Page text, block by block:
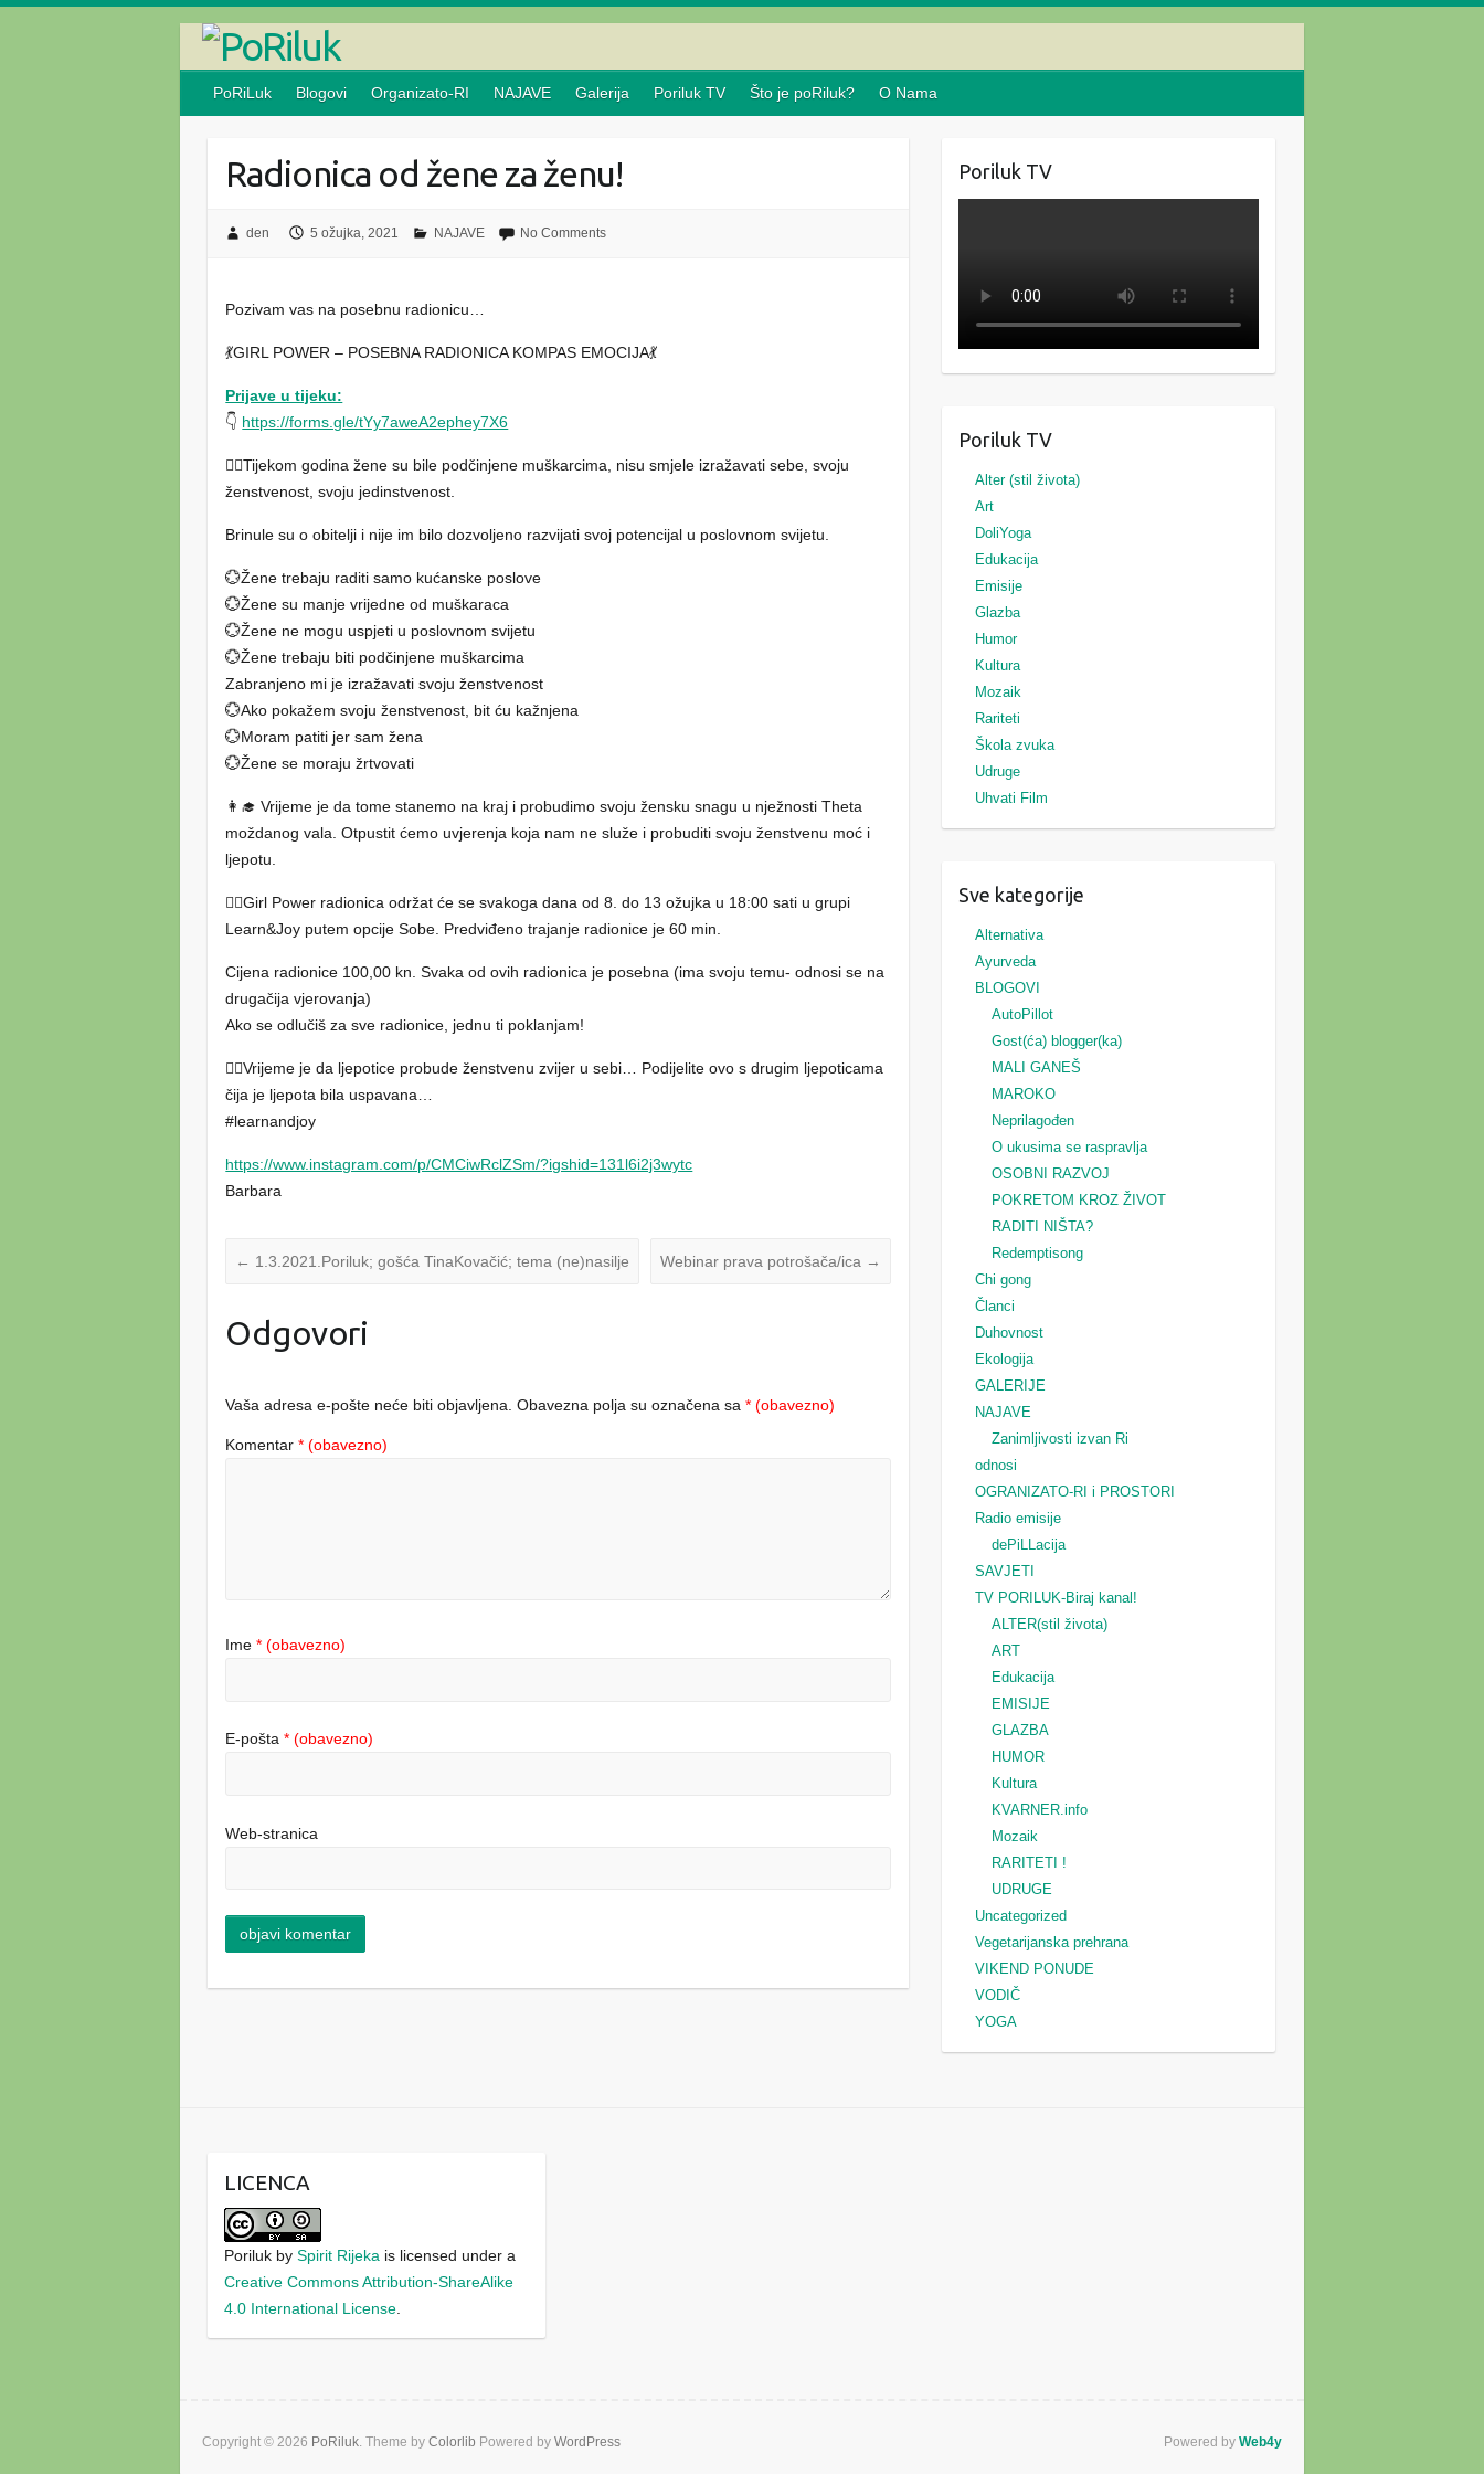
PoRiLuk
Blogovi Organizato-RI NAJAVE Galerija Poriluk TV Što je poRiluk? O Nama
Radionica od žene za ženu!
den 5 ožujka, 2021 NAJAVE No Comments
Pozivam vas na posebnu radionicu…
💃GIRL POWER – POSEBNA RADIONICA KOMPAS EMOCIJA💃
Prijave u tijeku:
👇 https://forms.gle/tYy7aweA2ephey7X6
🙅‍♀️Tijekom godina žene su bile podčinjene muškarcima, nisu smjele izražavati sebe, svoju
ženstvenost, svoju jedinstvenost.
Brinule su o obitelji i nije im bilo dozvoljeno razvijati svoj potencijal u poslovnom svijetu.
💮Žene trebaju raditi samo kućanske poslove
💮Žene su manje vrijedne od muškaraca
💮Žene ne mogu uspjeti u poslovnom svijetu
💮Žene trebaju biti podčinjene muškarcima
Zabranjeno mi je izražavati svoju ženstvenost
💮Ako pokažem svoju ženstvenost, bit ću kažnjena
💮Moram patiti jer sam žena
💮Žene se moraju žrtvovati
👩‍🎓 Vrijeme je da tome stanemo na kraj i probudimo svoju žensku snagu u nježnosti Theta
moždanog vala. Otpustit ćemo uvjerenja koja nam ne služe i probuditi svoju ženstvenu moć i
ljepotu.
🧚‍♀️Girl Power radionica održat će se svakoga dana od 8. do 13 ožujka u 18:00 sati u grupi
Learn&Joy putem opcije Sobe. Predviđeno trajanje radionice je 60 min.
Cijena radionice 100,00 kn. Svaka od ovih radionica je posebna (ima svoju temu- odnosi se na
drugačija vjerovanja)
Ako se odlučiš za sve radionice, jednu ti poklanjam!
👩‍⚖️Vrijeme je da ljepotice probude ženstvenu zvijer u sebi… Podijelite ovo s drugim ljepoticama
čija je ljepota bila uspavana…
#learnandjoy
https://www.instagram.com/p/CMCiwRclZSm/?igshid=131l6i2j3wytc
Barbara
← 1.3.2021.Poriluk; gošća TinaKovačić; tema (ne)nasilje Webinar prava potrošača/ica →
Odgovori
Vaša adresa e-pošte neće biti objavljena. Obavezna polja su označena sa* (obavezno)
Komentar* (obavezno)
Ime* (obavezno)
E-pošta* (obavezno)
Web-stranica
Poriluk TV
Poriluk TV
Alter (stil života)
Art
DoliYoga
Edukacija
Emisije
Glazba
Humor
Kultura
Mozaik
Rariteti
Škola zvuka
Udruge
Uhvati Film
Sve kategorije
Alternativa
Ayurveda
BLOGOVI
AutoPillot
Gost(ća) blogger(ka)
MALI GANEŠ
MAROKO
Neprilagođen
O ukusima se raspravlja
OSOBNI RAZVOJ
POKRETOM KROZ ŽIVOT
RADITI NIŠTA?
Redemptisong
Chi gong
Članci
Duhovnost
Ekologija
GALERIJE
NAJAVE
Zanimljivosti izvan Ri
odnosi
OGRANIZATO-RI i PROSTORI
Radio emisije
dePiLLacija
SAVJETI
TV PORILUK-Biraj kanal!
ALTER(stil života)
ART
Edukacija
EMISIJE
GLAZBA
HUMOR
Kultura
KVARNER.info
Mozaik
RARITETI !
UDRUGE
Uncategorized
Vegetarijanska prehrana
VIKEND PONUDE
VODIČ
YOGA
LICENCA
Poriluk bySpirit Rijeka is licensed under a
Creative Commons Attribution-ShareAlike
4.0 International License.
Copyright © 2026 PoRiluk. Theme by Colorlib Powered by WordPress Powered by Web4y